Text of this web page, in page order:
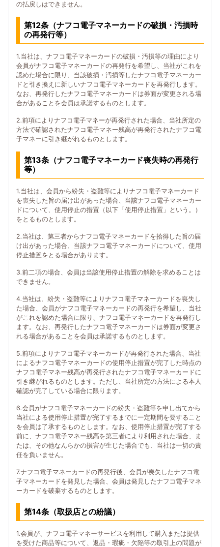
の払戻しはできません。
第12条（ナフコ電子マネーカードの破損・汚損時
の再発行等）
1.当社は、ナフコ電子マネーカードの破損・汚損等の理由により
会員がナフコ電子マネーカードの再発行を希望し、当社がこれを
認めた場合に限り、当該破損・汚損等したナフコ電子マネーカー
ドと引き換えに新しいナフコ電子マネーカードを再発行します。
なお、再発行したナフコ電子マネーカードは券面が変更される場
合があることを会員は承諾するものとします。
2.前項によりナフコ電子マネーが再発行された場合、当社所定の
方法で確認されたナフコ電子マネー残高が再発行されたナフコ電
子マネーに引き継がれるものとします。
第13条（ナフコ電子マネーカード喪失時の再発行
等）
1.当社は、会員から紛失・盗難等によりナフコ電子マネーカード
を喪失した旨の届け出があった場合、当該ナフコ電子マネーカー
ドについて、使用停止の措置（以下「使用停止措置」という。）
をとるものとします。
2.当社は、第三者からナフコ電子マネーカードを拾得した旨の届
け出があった場合、当該ナフコ電子マネーカードについて、使用
停止措置をとる場合があります。
3.前二項の場合、会員は当該使用停止措置の解除を求めることは
できません。
4.当社は、紛失・盗難等によりナフコ電子マネーカードを喪失し
た場合、会員がナフコ電子マネーカードの再発行を希望し、当社
がこれを認めた場合に限り、ナフコ電子マネーカードを再発行し
ます。なお、再発行したナフコ電子マネーカードは券面が変更さ
れる場合があることを会員は承諾するものとします。
5.前項によりナフコ電子マネーカードが再発行された場合、当社
によるナフコ電子マネーカードの使用停止措置が完了した時点の
ナフコ電子マネー残高が再発行されたナフコ電子マネーカードに
引き継がれるものとします。ただし、当社所定の方法による本人
確認が完了している場合に限ります。
6.会員がナフコ電子マネーカードの紛失・盗難等を申し出てから
当社による使用停止措置が完了するまでに一定期間を要すること
を会員は了承するものとします。なお、使用停止措置が完了する
前に、ナフコ電子マネー残高を第三者により利用された場合、ま
たは、その他なんらかの損害が生じた場合でも、当社は一切の責
任を負いません。
7.ナフコ電子マネーカードの再発行後、会員が喪失したナフコ電
子マネーカードを発見した場合、会員は発見したナフコ電子マネ
ーカードを破棄するものとします。
第14条（取扱店との紛議）
1.会員が、ナフコ電子マネーサービスを利用して購入または提供
を受けた商品等について、返品・瑕疵・欠陥等の取引上の問題が